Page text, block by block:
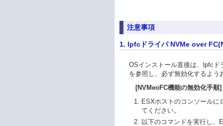
注意事項
1. lpfcドライバ NVMe over
OSインストール直後は、lpfcド
を参照し、必ず無効化するよう
[NVMeoFC機能の無効化手順]
ESXホストのコンソールに
てください。
以下のコマンドを実行し、